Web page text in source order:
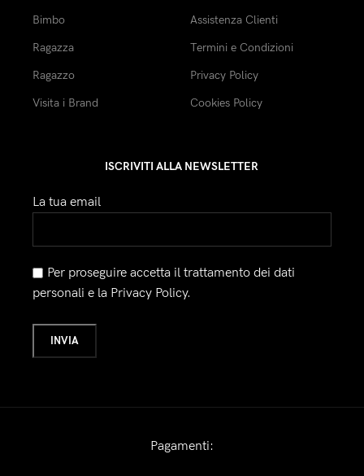
Bimbo
Ragazza
Ragazzo
Visita i Brand
Assistenza Clienti
Termini e Condizioni
Privacy Policy
Cookies Policy
ISCRIVITI ALLA NEWSLETTER
La tua email
Per proseguire accetta il trattamento dei dati
personali e la Privacy Policy.
Pagamenti: